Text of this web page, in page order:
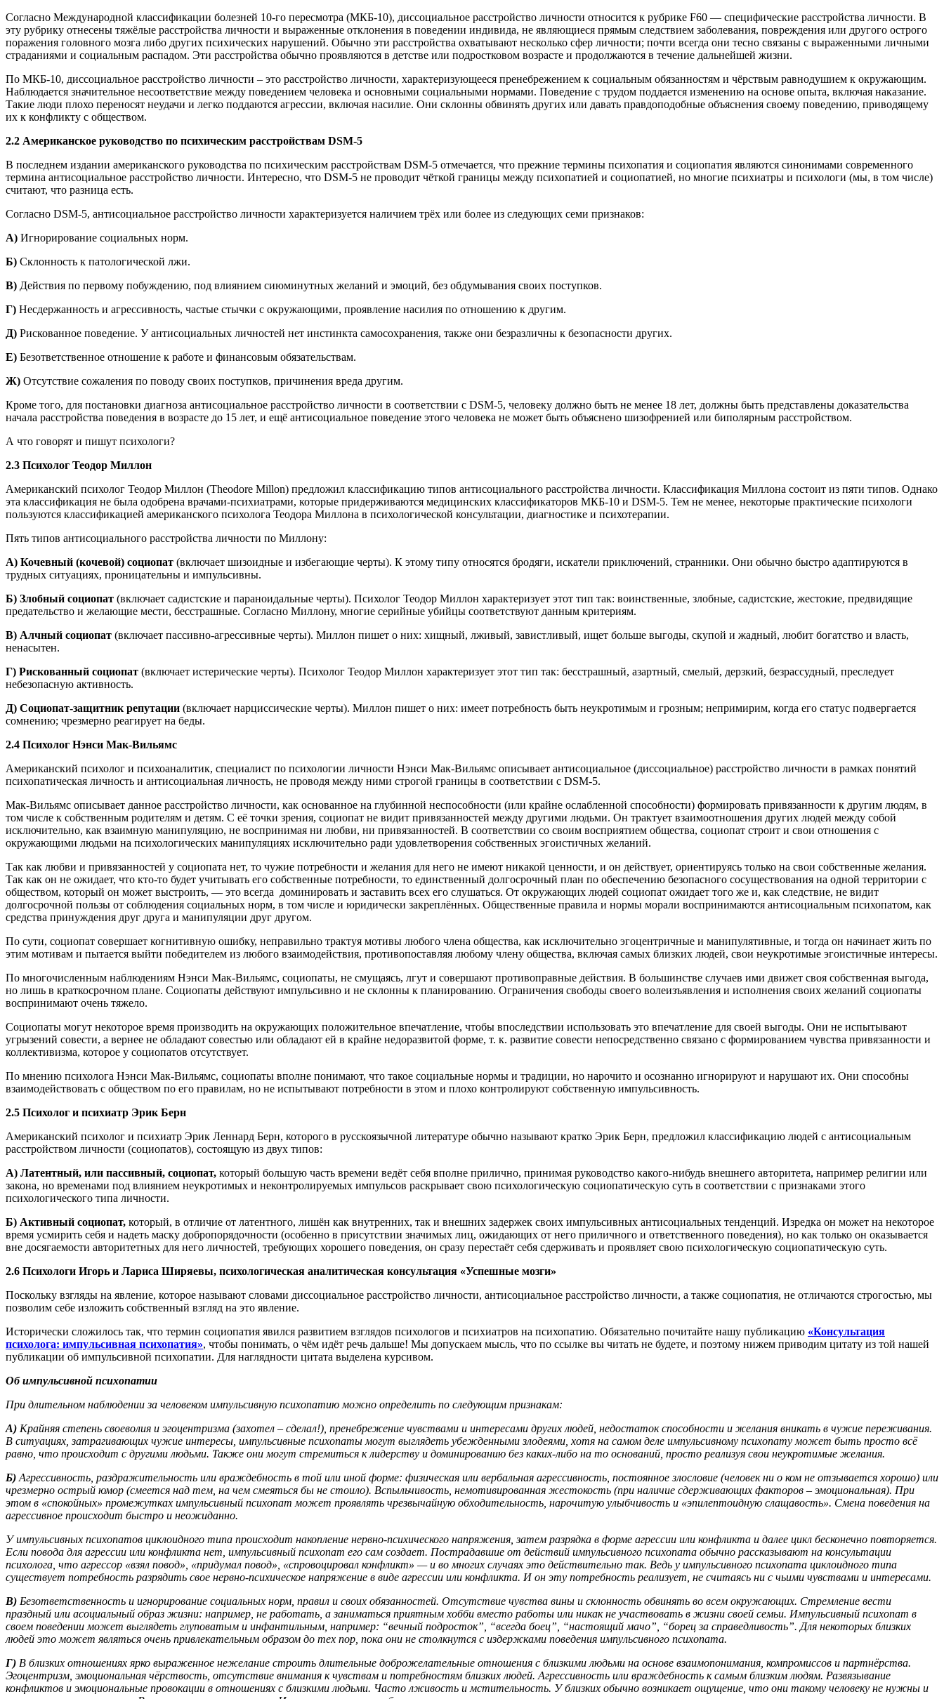
Согласно Международной классификации болезней 10-го пересмотра (МКБ-10), диссоциальное расстройство личности относится к рубрике F60 — специфические расстройства личности. В
эту рубрику отнесены тяжёлые расстройства личности и выраженные отклонения в поведении индивида, не являющиеся прямым следствием заболевания, повреждения или другого острого
поражения головного мозга либо других психических нарушений. Обычно эти расстройства охватывают несколько сфер личности; почти всегда они тесно связаны с выраженными личными
страданиями и социальным распадом. Эти расстройства обычно проявляются в детстве или подростковом возрасте и продолжаются в течение дальнейшей жизни.
По МКБ-10, диссоциальное расстройство личности – это расстройство личности, характеризующееся пренебрежением к социальным обязанностям и чёрствым равнодушием к окружающим.
Наблюдается значительное несоответствие между поведением человека и основными социальными нормами. Поведение с трудом поддается изменению на основе опыта, включая наказание.
Такие люди плохо переносят неудачи и легко поддаются агрессии, включая насилие. Они склонны обвинять других или давать правдоподобные объяснения своему поведению, приводящему
их к конфликту с обществом.
2.2 Американское руководство по психическим расстройствам DSM-5
В последнем издании американского руководства по психическим расстройствам DSM-5 отмечается, что прежние термины психопатия и социопатия являются синонимами современного
термина антисоциальное расстройство личности. Интересно, что DSM-5 не проводит чёткой границы между психопатией и социопатией, но многие психиатры и психологи (мы, в том числе)
считают, что разница есть.
Согласно DSM-5, антисоциальное расстройство личности характеризуется наличием трёх или более из следующих семи признаков:
А) Игнорирование социальных норм.
Б) Склонность к патологической лжи.
В) Действия по первому побуждению, под влиянием сиюминутных желаний и эмоций, без обдумывания своих поступков.
Г) Несдержанность и агрессивность, частые стычки с окружающими, проявление насилия по отношению к другим.
Д) Рискованное поведение. У антисоциальных личностей нет инстинкта самосохранения, также они безразличны к безопасности других.
Е) Безответственное отношение к работе и финансовым обязательствам.
Ж) Отсутствие сожаления по поводу своих поступков, причинения вреда другим.
Кроме того, для постановки диагноза антисоциальное расстройство личности в соответствии с DSM-5, человеку должно быть не менее 18 лет, должны быть представлены доказательства
начала расстройства поведения в возрасте до 15 лет, и ещё антисоциальное поведение этого человека не может быть объяснено шизофренией или биполярным расстройством.
А что говорят и пишут психологи?
2.3 Психолог Теодор Миллон
Американский психолог Теодор Миллон (Theodore Millon) предложил классификацию типов антисоциального расстройства личности. Классификация Миллона состоит из пяти типов. Однако
эта классификация не была одобрена врачами-психиатрами, которые придерживаются медицинских классификаторов МКБ-10 и DSM-5. Тем не менее, некоторые практические психологи
пользуются классификацией американского психолога Теодора Миллона в психологической консультации, диагностике и психотерапии.
Пять типов антисоциального расстройства личности по Миллону:
А) Кочевный (кочевой) социопат (включает шизоидные и избегающие черты). К этому типу относятся бродяги, искатели приключений, странники. Они обычно быстро адаптируются в
трудных ситуациях, проницательны и импульсивны.
Б) Злобный социопат (включает садистские и параноидальные черты). Психолог Теодор Миллон характеризует этот тип так: воинственные, злобные, садистские, жестокие, предвидящие
предательство и желающие мести, бесстрашные. Согласно Миллону, многие серийные убийцы соответствуют данным критериям.
В) Алчный социопат (включает пассивно-агрессивные черты). Миллон пишет о них: хищный, лживый, завистливый, ищет больше выгоды, скупой и жадный, любит богатство и власть,
ненасытен.
Г) Рискованный социопат (включает истерические черты). Психолог Теодор Миллон характеризует этот тип так: бесстрашный, азартный, смелый, дерзкий, безрассудный, преследует
небезопасную активность.
Д) Социопат-защитник репутации (включает нарциссические черты). Миллон пишет о них: имеет потребность быть неукротимым и грозным; непримирим, когда его статус подвергается
сомнению; чрезмерно реагирует на беды.
2.4 Психолог Нэнси Мак-Вильямс
Американский психолог и психоаналитик, специалист по психологии личности Нэнси Мак-Вильямс описывает антисоциальное (диссоциальное) расстройство личности в рамках понятий
психопатическая личность и антисоциальная личность, не проводя между ними строгой границы в соответствии с DSM-5.
Мак-Вильямс описывает данное расстройство личности, как основанное на глубинной неспособности (или крайне ослабленной способности) формировать привязанности к другим людям, в
том числе к собственным родителям и детям. С её точки зрения, социопат не видит привязанностей между другими людьми. Он трактует взаимоотношения других людей между собой
исключительно, как взаимную манипуляцию, не воспринимая ни любви, ни привязанностей. В соответствии со своим восприятием общества, социопат строит и свои отношения с
окружающими людьми на психологических манипуляциях исключительно ради удовлетворения собственных эгоистичных желаний.
Так как любви и привязанностей у социопата нет, то чужие потребности и желания для него не имеют никакой ценности, и он действует, ориентируясь только на свои собственные желания.
Так как он не ожидает, что кто-то будет учитывать его собственные потребности, то единственный долгосрочный план по обеспечению безопасного сосуществования на одной территории с
обществом, который он может выстроить, — это всегда доминировать и заставить всех его слушаться. От окружающих людей социопат ожидает того же и, как следствие, не видит
долгосрочной пользы от соблюдения социальных норм, в том числе и юридически закреплённых. Общественные правила и нормы морали воспринимаются антисоциальным психопатом, как
средства принуждения друг друга и манипуляции друг другом.
По сути, социопат совершает когнитивную ошибку, неправильно трактуя мотивы любого члена общества, как исключительно эгоцентричные и манипулятивные, и тогда он начинает жить по
этим мотивам и пытается выйти победителем из любого взаимодействия, противопоставляя любому члену общества, включая самых близких людей, свои неукротимые эгоистичные интересы.
По многочисленным наблюдениям Нэнси Мак-Вильямс, социопаты, не смущаясь, лгут и совершают противоправные действия. В большинстве случаев ими движет своя собственная выгода,
но лишь в краткосрочном плане. Социопаты действуют импульсивно и не склонны к планированию. Ограничения свободы своего волеизъявления и исполнения своих желаний социопаты
воспринимают очень тяжело.
Социопаты могут некоторое время производить на окружающих положительное впечатление, чтобы впоследствии использовать это впечатление для своей выгоды. Они не испытывают
угрызений совести, а вернее не обладают совестью или обладают ей в крайне недоразвитой форме, т. к. развитие совести непосредственно связано с формированием чувства привязанности и
коллективизма, которое у социопатов отсутствует.
По мнению психолога Нэнси Мак-Вильямс, социопаты вполне понимают, что такое социальные нормы и традиции, но нарочито и осознанно игнорируют и нарушают их. Они способны
взаимодействовать с обществом по его правилам, но не испытывают потребности в этом и плохо контролируют собственную импульсивность.
2.5 Психолог и психиатр Эрик Берн
Американский психолог и психиатр Эрик Леннард Берн, которого в русскоязычной литературе обычно называют кратко Эрик Берн, предложил классификацию людей с антисоциальным
расстройством личности (социопатов), состоящую из двух типов:
А) Латентный, или пассивный, социопат, который большую часть времени ведёт себя вполне прилично, принимая руководство какого-нибудь внешнего авторитета, например религии или
закона, но временами под влиянием неукротимых и неконтролируемых импульсов раскрывает свою психологическую социопатическую суть в соответствии с признаками этого
психологического типа личности.
Б) Активный социопат, который, в отличие от латентного, лишён как внутренних, так и внешних задержек своих импульсивных антисоциальных тенденций. Изредка он может на некоторое
время усмирить себя и надеть маску добропорядочности (особенно в присутствии значимых лиц, ожидающих от него приличного и ответственного поведения), но как только он оказывается
вне досягаемости авторитетных для него личностей, требующих хорошего поведения, он сразу перестаёт себя сдерживать и проявляет свою психологическую социопатическую суть.
2.6 Психологи Игорь и Лариса Ширяевы, психологическая аналитическая консультация «Успешные мозги»
Поскольку взгляды на явление, которое называют словами диссоциальное расстройство личности, антисоциальное расстройство личности, а также социопатия, не отличаются строгостью, мы
позволим себе изложить собственный взгляд на это явление.
Исторически сложилось так, что термин социопатия явился развитием взглядов психологов и психиатров на психопатию. Обязательно почитайте нашу публикацию «Консультация
психолога: импульсивная психопатия», чтобы понимать, о чём идёт речь дальше! Мы допускаем мысль, что по ссылке вы читать не будете, и поэтому нижем приводим цитату из той нашей
публикации об импульсивной психопатии. Для наглядности цитата выделена курсивом.
Об импульсивной психопатии
При длительном наблюдении за человеком импульсивную психопатию можно определить по следующим признакам:
А) Крайняя степень своеволия и эгоцентризма (захотел – сделал!), пренебрежение чувствами и интересами других людей, недостаток способности и желания вникать в чужие переживания.
В ситуациях, затрагивающих чужие интересы, импульсивные психопаты могут выглядеть убежденными злодеями, хотя на самом деле импульсивному психопату может быть просто всё
равно, что происходит с другими людьми. Также они могут стремиться к лидерству и доминированию без каких-либо на то оснований, просто реализуя свои неукротимые желания.
Б) Агрессивность, раздражительность или враждебность в той или иной форме: физическая или вербальная агрессивность, постоянное злословие (человек ни о ком не отзывается хорошо) или
чрезмерно острый юмор (смеется над тем, на чем смеяться бы не стоило). Вспыльчивость, немотивированная жестокость (при наличие сдерживающих факторов – эмоциональная). При
этом в «спокойных» промежутках импульсивный психопат может проявлять чрезвычайную обходительность, нарочитую улыбчивость и «эпилептоидную слащавость». Смена поведения на
агрессивное происходит быстро и неожиданно.
У импульсивных психопатов циклоидного типа происходит накопление нервно-психического напряжения, затем разрядка в форме агрессии или конфликта и далее цикл бесконечно повторяется.
Если повода для агрессии или конфликта нет, импульсивный психопат его сам создает. Пострадавшие от действий импульсивного психопата обычно рассказывают на консультации
психолога, что агрессор «взял повод», «придумал повод», «спровоцировал конфликт» — и во многих случаях это действительно так. Ведь у импульсивного психопата циклоидного типа
существует потребность разрядить свое нервно-психическое напряжение в виде агрессии или конфликта. И он эту потребность реализует, не считаясь ни с чьими чувствами и интересами.
В) Безответственность и игнорирование социальных норм, правил и своих обязанностей. Отсутствие чувства вины и склонность обвинять во всем окружающих. Стремление вести
праздный или асоциальный образ жизни: например, не работать, а заниматься приятным хобби вместо работы или никак не участвовать в жизни своей семьи. Импульсивный психопат в
своем поведении может выглядеть глуповатым и инфантильным, например: “вечный подросток”, “всегда боец”, “настоящий мачо”, “борец за справедливость”. Для некоторых близких
людей это может являться очень привлекательным образом до тех пор, пока они не столкнутся с издержками поведения импульсивного психопата.
Г) В близких отношениях ярко выраженное нежелание строить длительные доброжелательные отношения с близкими людьми на основе взаимопонимания, компромиссов и партнёрства.
Эгоцентризм, эмоциональная чёрствость, отсутствие внимания к чувствам и потребностям близких людей. Агрессивность или враждебность к самым близким людям. Развязывание
конфликтов и эмоциональные провокации в отношениях с близкими людьми. Часто лживость и мстительность. У близких обычно возникает ощущение, что они такому человеку не нужны и